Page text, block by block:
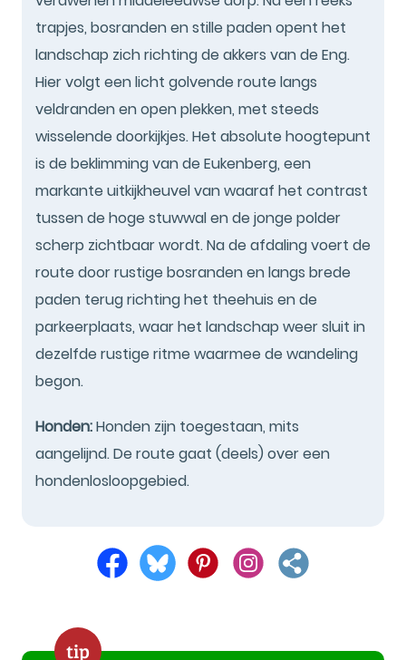
trapjes, bosranden en stille paden opent het
landschap zich richting de akkers van de Eng.
Hier volgt een licht golvende route langs
veldranden en open plekken, met steeds
wisselende doorkijkjes. Het absolute hoogtepunt
is de beklimming van de Eukenberg, een
markante uitkijkheuvel van waaraf het contrast
tussen de hoge stuwwal en de jonge polder
scherp zichtbaar wordt. Na de afdaling voert de
route door rustige bosranden en langs brede
paden terug richting het theehuis en de
parkeerplaats, waar het landschap weer sluit in
dezelfde rustige ritme waarmee de wandeling
begon.
Honden:Honden zijn toegestaan, mits
aangelijnd. De route gaat (deels) over een
hondenlosloopgebied.
tip